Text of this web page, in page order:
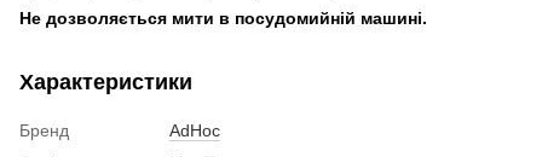
Не дозволяється мити в посудомийній машині.
Характеристики
Бренд
AdHoc